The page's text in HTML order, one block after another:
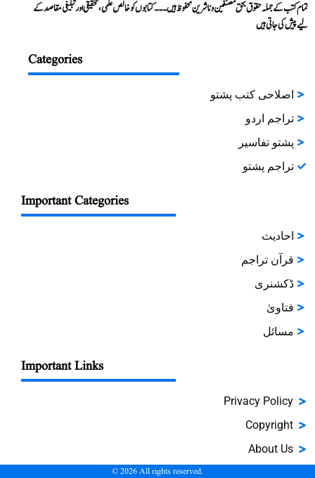
تمام کتب کے جملہ حقوق بحق مصنفین و ناشرین محفوظ ہیں۔۔۔ کتابوں کو خالص علمی، تحقیقی اور تبلیغی مقاصد کے
لیے پیش کی جاتی ہیں
Categories
اصلاحی کتب پشتو
تراجم اردو
پشتو تفاسیر
تراجم پشتو
Important Categories
احادیث
قرآن تراجم
ڈکشنری
فتاویٰ
مسائل
Important Links
Privacy Policy
Copyright
About Us
©2026All rights reserved.